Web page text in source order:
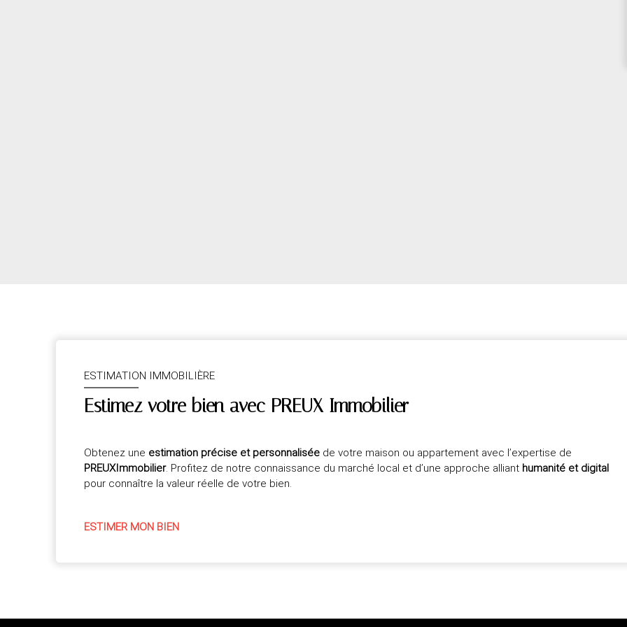
ESTIMATION IMMOBILIÈRE
Estimez votre bien avec PREUX Immobilier
Obtenez une estimation précise et personnalisée de votre maison ou appartement avec l’expertise de
PREUXImmobilier. Profitez de notre connaissance du marché local et d’une approche alliant humanité et digital
pour connaître la valeur réelle de votre bien.
ESTIMER MON BIEN